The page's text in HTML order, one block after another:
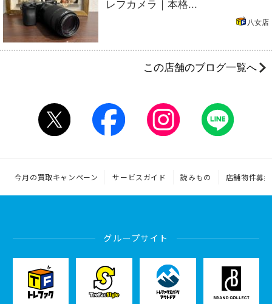
レフカメラ｜本格...
八女店
この店舗のブログ一覧へ
今月の買取キャンペーン サービスガイド 読みもの 店舗物件募集
グループサイト